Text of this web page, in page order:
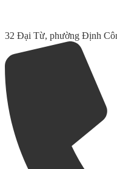
32 Đại Từ, phường Định